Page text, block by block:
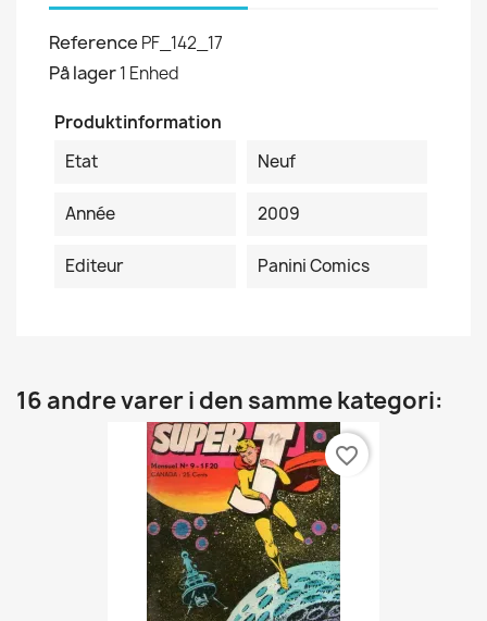
Reference PF_142_17
På lager1 Enhed
Produktinformation
Etat
Neuf
Année 2009
Editeur Panini Comics
16 andre varer i den samme kategori:
favorite_border